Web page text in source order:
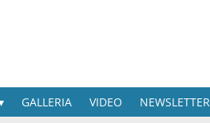
GALLERIA VIDEO NEWSLETTER